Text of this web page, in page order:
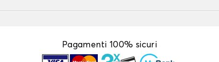
Pagamenti 100% sicuri